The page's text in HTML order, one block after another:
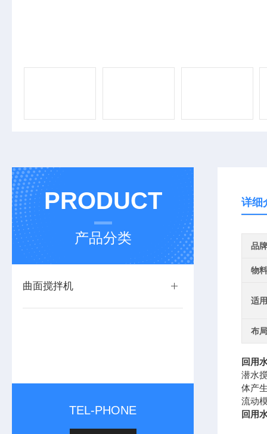
PRODUCT
产品分类
曲面搅拌机
TEL-PHONE
详细
品牌
物
适
布
回用
潜水
体产
流动
回用